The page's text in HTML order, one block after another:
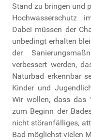
Stand zu bringen und
Hochwasserschutz
Dabei müssen der
unbedingt erhalten
der
verbessert werden,
Naturbad erkennbar
Kinder und
Wir wollen, dass das
zum Beginn der
nicht störanfälliges,
Bad möglichst vielen